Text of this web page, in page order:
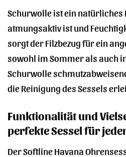
Schurwolle ist ein natürliches
atmungsaktiv ist und
sorgt der Filzbezug für ein
sowohl im Sommer als auch
Schurwolle
die Reinigung des Sessels
Funktionalität und
perfekte Sessel für
Der Softline Havana